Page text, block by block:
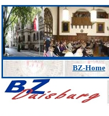
BZ-Home